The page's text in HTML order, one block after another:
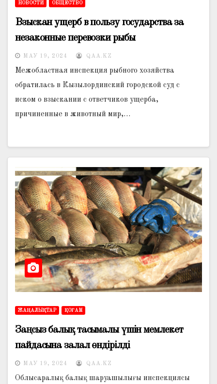
НОВОСТИ ОБЩЕСТВО
Взыскан ущерб в пользу государства за
незаконные перевозки рыбы
МАУ 19, 2024 QAA.KZ
Межобластная инспекция рыбного хозяйства
обратилась в Кызылординский городской суд с
иском о взыскании с ответчиков ущерба,
причиненные в животный мир,…
ЖАҢАЛЫҚТАР ҚОҒАМ
Заңсыз балық тасымалы үшін мемлекет
пайдасына залал өндірілді
МАУ 19, 2024 QAA.KZ
Облысаралық балық шаруашылығы инспекциясы